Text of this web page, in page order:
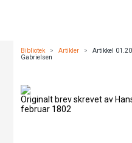
Bibliotek > Artikler >
Artikkel
Gabrielsen
Originalt brev skrevet av
februar 1802